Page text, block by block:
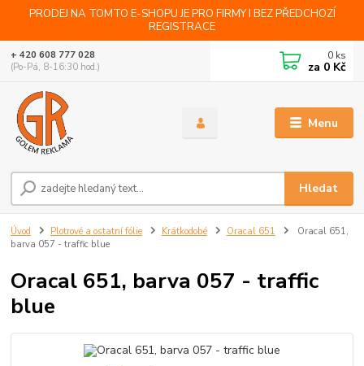
PRODEJ NA TOMTO E-SHOPU JE PRO FIRMY I BEZ PŘEDCHOZÍ
REGISTRACE
Menu
Hledat
+ 420 608 777 028
(Po-Pá, 8-16:30 hod.)
0 ks
za 0 Kč
Úvod Plotrové a ostatní fólie Krátkodobé Oracal 651
Oracal 651,
barva 057 - traffic blue
Oracal 651, barva 057 - traffic
blue